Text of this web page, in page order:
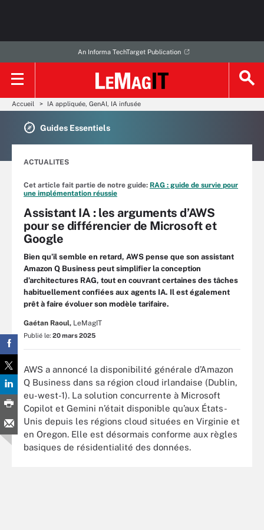
An Informa TechTarget Publication
Accueil IA appliquée, GenAI, IA infusée
Guides Essentiels
ACTUALITES
Cet article fait partie de notre guide: RAG : guide de survie pour
une implémentation réussie
Assistant IA : les arguments d’AWS
pour se différencier de Microsoft et
Google
Bien qu’il semble en retard, AWS pense que son assistant
Amazon Q Business peut simplifier la conception
d’architectures RAG, tout en couvrant certaines des tâches
habituellement confiées aux agents IA. Il est également
prêt à faire évoluer son modèle tarifaire.
Gaétan Raoul, LeMagIT
Publié le: 20 mars 2025
AWS a annoncé la disponibilité générale d’Amazon
Q Business dans sa région cloud irlandaise (Dublin,
eu-west-1). La solution concurrente à Microsoft
Copilot et Gemini n’était disponible qu’aux États-
Unis depuis les régions cloud situées en Virginie et
en Oregon. Elle est désormais conforme aux règles
basiques de résidentialité des données.